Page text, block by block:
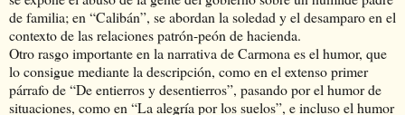
de familia; en “Calibán”, se abordan la soledad y el desamparo en el
contexto de las relaciones patrón-peón de hacienda.
Otro rasgo importante en la narrativa de Carmona es el humor, que
lo consigue mediante la descripción, como en el extenso primer
párrafo de “De entierros y desentierros”, pasando por el humor de
situaciones, como en “La alegría por los suelos”, e incluso el humor